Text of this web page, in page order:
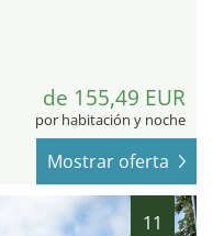
de 155,49 EUR
por habitación y noche
Mostrar oferta
11